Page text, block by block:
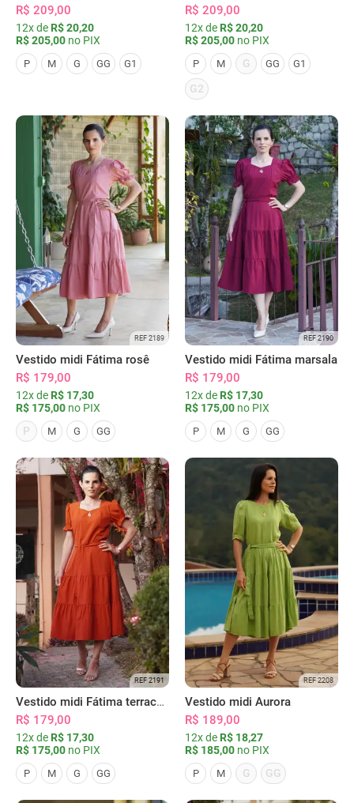
R$ 209,00
12x de R$ 20,20
R$ 205,00 no PIX
P M G GG G1
R$ 209,00
12x de R$ 20,20
R$ 205,00 no PIX
P M G GG G1
G2
REF 2189
Vestido midi Fátima rosê
R$ 179,00
12x de R$ 17,30
R$ 175,00 no PIX
P
M G GG
REF 2190
Vestido midi Fátima marsala
R$ 179,00
12x de R$ 17,30
R$ 175,00 no PIX
P M G GG
REF 2191
Vestido midi Fátima terracota
R$ 179,00
12x de R$ 17,30
R$ 175,00 no PIX
P M G GG
REF 2208
Vestido midi Aurora
R$ 189,00
12x de R$ 18,27
R$ 185,00 no PIX
P M G GG